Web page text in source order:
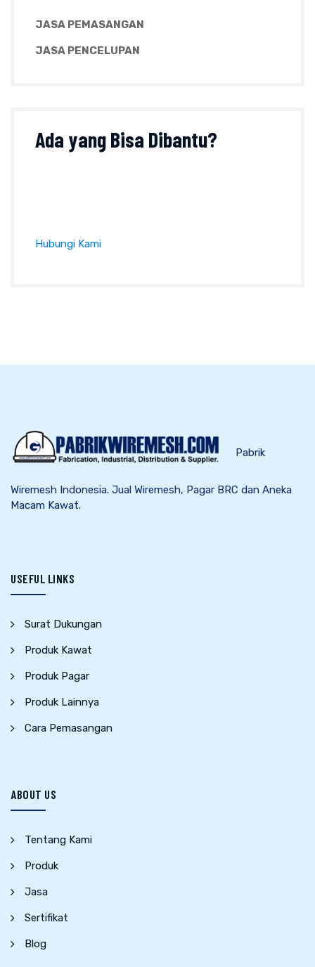
JASA PEMASANGAN
JASA PENCELUPAN
Ada yangBisa Dibantu?
Hubungi Kami
Pabrik
Wiremesh Indonesia. Jual Wiremesh, Pagar BRC dan Aneka
Macam Kawat.
USEFUL LINKS
Surat Dukungan
Produk Kawat
Produk Pagar
Produk Lainnya
Cara Pemasangan
ABOUT US
Tentang Kami
Produk
Jasa
Sertifikat
Blog